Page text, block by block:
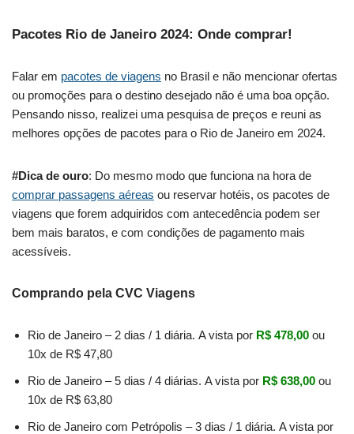
Pacotes Rio de Janeiro 2024: Onde comprar!
Falar em pacotes de viagens no Brasil e não mencionar ofertas
ou promoções para o destino desejado não é uma boa opção.
Pensando nisso, realizei uma pesquisa de preços e reuni as
melhores opções de pacotes para o Rio de Janeiro em 2024.
#Dica de ouro: Do mesmo modo que funciona na hora de
comprar passagens aéreas ou reservar hotéis, os pacotes de
viagens que forem adquiridos com antecedência podem ser
bem mais baratos, e com condições de pagamento mais
acessíveis.
Comprando pela CVC Viagens
Rio de Janeiro – 2 dias / 1 diária. A vista por R$ 478,00 ou
10x de R$ 47,80
Rio de Janeiro – 5 dias / 4 diárias. A vista por R$ 638,00 ou
10x de R$ 63,80
Rio de Janeiro com Petrópolis – 3 dias / 1 diária. A vista por